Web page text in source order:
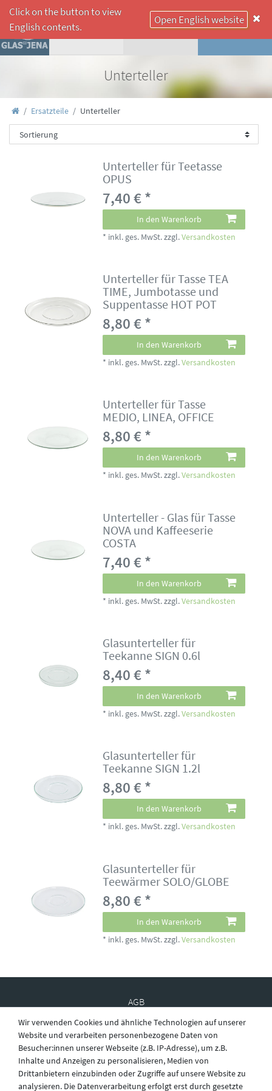
☰
Click on the button to view
English contents.
Open English website
Unterteller
Ersatzteile Unterteller
Unterteller für Teetasse
OPUS
7,40 € *
In den Warenkorb
* inkl. ges. MwSt.zzgl.Versandkosten
Unterteller für Tasse TEA
TIME, Jumbotasse und
Suppentasse HOT POT
8,80 € *
In den Warenkorb
* inkl. ges. MwSt.zzgl.Versandkosten
Unterteller für Tasse
MEDIO, LINEA, OFFICE
8,80 € *
In den Warenkorb
* inkl. ges. MwSt.zzgl.Versandkosten
Unterteller - Glas für Tasse
NOVA und Kaffeeserie
COSTA
7,40 € *
In den Warenkorb
* inkl. ges. MwSt.zzgl.Versandkosten
Glasunterteller für
Teekanne SIGN 0.6l
8,40 € *
In den Warenkorb
* inkl. ges. MwSt.zzgl.Versandkosten
Glasunterteller für
Teekanne SIGN 1.2l
8,80 € *
In den Warenkorb
* inkl. ges. MwSt.zzgl.Versandkosten
Glasunterteller für
Teewärmer SOLO/GLOBE
8,80 € *
In den Warenkorb
* inkl. ges. MwSt.zzgl.Versandkosten
AGB
Widerruf
Wir verwenden Cookies und ähnliche Technologien auf unserer
Website und verarbeiten personenbezogene Daten von
Besucher:innen unserer Webseite (z.B. IP-Adresse), um z.B.
Inhalte und Anzeigen zu personalisieren, Medien von
Drittanbietern einzubinden oder Zugriffe auf unsere Website zu
analysieren. Die Datenverarbeitung erfolgt erst durch gesetzte